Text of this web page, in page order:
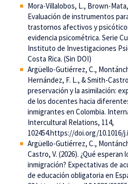
Mora-Villalobos, L., Brown-
Evaluación de instrumentos
trastornos afectivos y
evidencia psicométrica. Serie
Instituto de Investigaciones
Costa Rica. (Sin DOI)
Argüello-Gutiérrez, C.,
Hernández, F. L., & Smith-
preservación y la asimilación:
de los docentes hacia
inmigrantes en Colombia.
Intercultural Relations, 114,
102454.https://doi.org/10.1016/
Argüello-Gutiérrez, C.,
Castro, V. (2026). ¿Qué esperan
inmigración? Expectativas de
de educación obligatoria en